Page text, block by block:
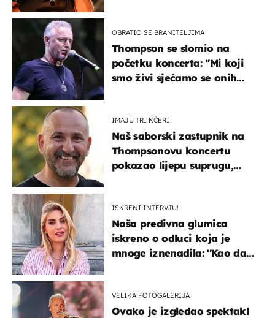
OBRATIO SE BRANITELJIMA
Thompson se slomio na
početku koncerta: "Mi koji
smo živi sjećamo se onih
IMAJU TRI KĆERI
Naš saborski zastupnik na
Thompsonovu koncertu
pokazao lijepu suprugu,
ISKRENI INTERVJU!
Naša predivna glumica
iskreno o odluci koja je
mnoge iznenadila: ''Kao da
VELIKA FOTOGALERIJA
Ovako je izgledao spektakl